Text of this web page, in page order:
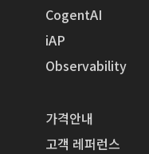
CogentAI
iAP
Observability
가격안내
고객 레퍼런스